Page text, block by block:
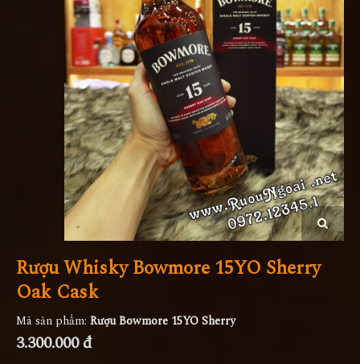
Rượu Whisky Bowmore 15YO Sherry
Oak Cask
Mã sản phẩm: Rượu Bowmore 15YO Sherry
3.300.000 đ